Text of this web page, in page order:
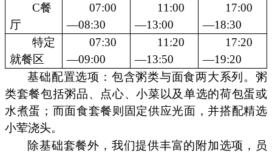
C餐
厅
07:00
—08:30
11:00
—13:00
17:00
—18:30
特定
就餐区
07:30
—09:00
11:20
—13:50
17:20
—19:20
基础配置选项：包含粥类与面食两大系列。粥
类套餐包括粥品、点心、小菜以及单选的荷包蛋或
水煮蛋；而面食套餐则固定供应光面，并搭配精选
小荤浇头。
除基础套餐外，我们提供丰富的附加选项，员